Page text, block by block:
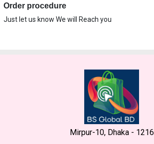
Order procedure
Just let us know We will Reach you
Mirpur-10, Dhaka - 1216